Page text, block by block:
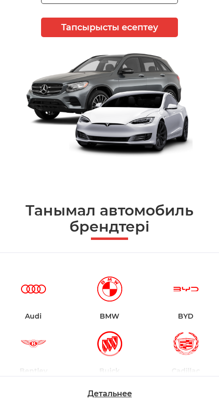
Тапсырысты есептеу
Танымал автомобиль
брендтері
Audi BMW BYD
Bentley Buick Cadillac
Детальнее